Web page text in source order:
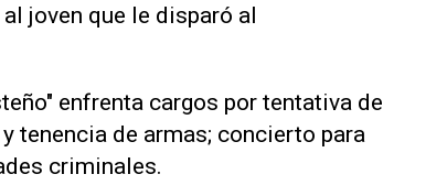
joven que le disparó al
enfrenta cargos por tentativa de
tenencia de armas; concierto para
criminales.